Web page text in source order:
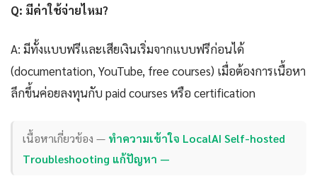
Q: มีค่าใช้จ่ายไหม?
A: มีทั้งแบบฟรีและเสียเงินเริ่มจากแบบฟรีก่อนได้
(documentation, YouTube, free courses) เมื่อต้องการเนื้อหา
ลึกขึ้นค่อยลงทุนกับ paid courses หรือ certification
เนื้อหาเกี่ยวข้อง — ทำความเข้าใจ LocalAI Self-hosted
Troubleshooting แก้ปัญหา —